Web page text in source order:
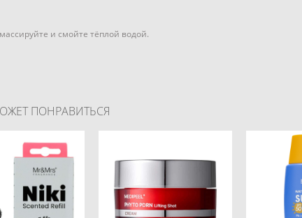
и смойте тёплой водой.
ПОНРАВИТЬСЯ